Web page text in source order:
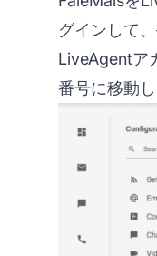
グインして
LiveAgentア
番号に移動